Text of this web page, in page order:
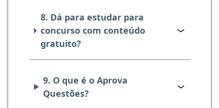
8. Dá para estudar para
concurso com conteúdo
gratuito?
9. O que é o Aprova
Questões?